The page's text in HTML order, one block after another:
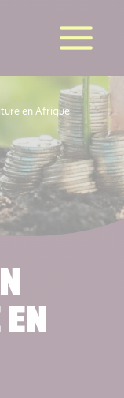
en Afrique